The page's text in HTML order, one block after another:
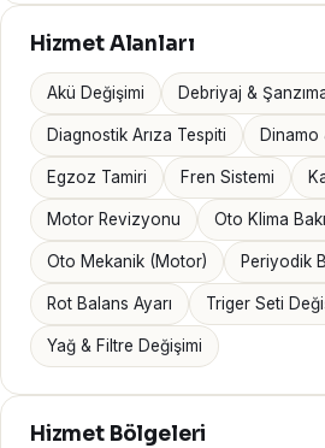
Hizmet Alanları
Akü Değişimi Debriyaj &
Diagnostik Arıza Tespiti Dinamo
Egzoz Tamiri Fren Sistemi
Motor Revizyonu Oto Klima
Oto Mekanik (Motor) Periyodik
Rot Balans Ayarı Triger Seti
Yağ & Filtre Değişimi
Hizmet Bölgeleri